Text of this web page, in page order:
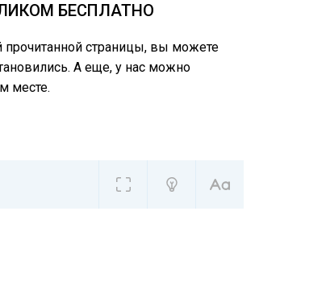
БЕСПЛАТНО
прочитанной страницы, вы можете
А еще, у нас можно
месте.